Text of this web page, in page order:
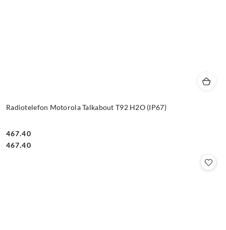
Radiotelefon Motorola Talkabout T92 H2O (IP67)
Cena:
467.40
Cena:
467.40